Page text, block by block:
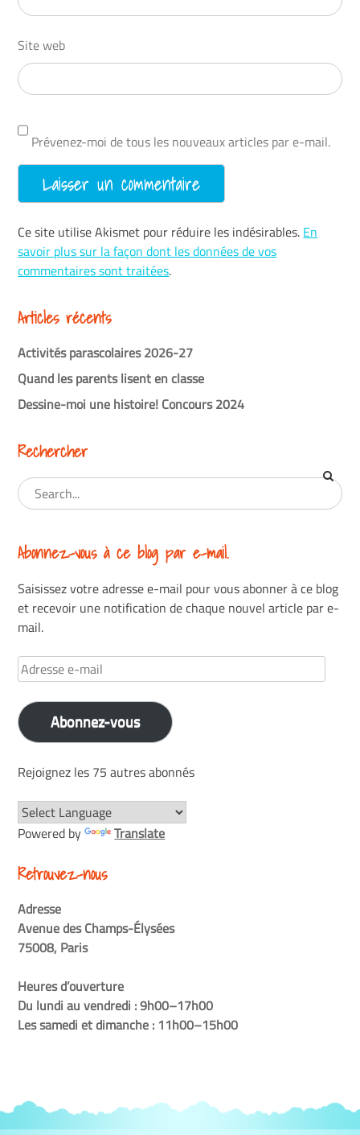
Site web
Prévenez-moi de tous les nouveaux articles par e-mail.
Ce site utilise Akismet pour réduire les indésirables. En
savoir plus sur la façon dont les données de vos
commentaires sont traitées.
Articles récents
Activités parascolaires 2026-27
Quand les parents lisent en classe
Dessine-moi une histoire! Concours 2024
Rechercher
Abonnez-vous à ce blog par e-mail.
Saisissez votre adresse e-mail pour vous abonner à ce blog
et recevoir une notification de chaque nouvel article par e-
mail.
Adresse
e-
mail
Abonnez-vous
Rejoignez les 75 autres abonnés
Powered by Translate
Retrouvez-nous
Adresse
Avenue des Champs-Élysées
75008, Paris
Heures d’ouverture
Du lundi au vendredi : 9h00–17h00
Les samedi et dimanche : 11h00–15h00